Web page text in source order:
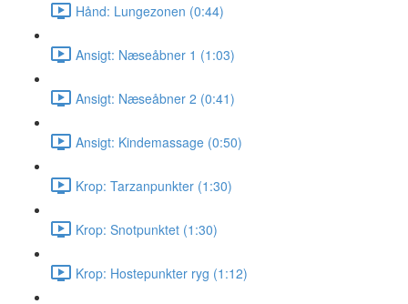
Hånd: Lungezonen (0:44)
Ansigt: Næseåbner 1 (1:03)
Ansigt: Næseåbner 2 (0:41)
Ansigt: Kindemassage (0:50)
Krop: Tarzanpunkter (1:30)
Krop: Snotpunktet (1:30)
Krop: Hostepunkter ryg (1:12)